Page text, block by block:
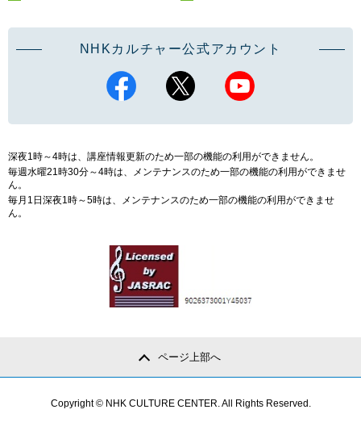
NHKカルチャー公式アカウント
深夜1時～4時は、講座情報更新のため一部の機能の利用ができません。
毎週水曜21時30分～4時は、メンテナンスのため一部の機能の利用ができませ
ん。
毎月1日深夜1時～5時は、メンテナンスのため一部の機能の利用ができませ
ん。
ページ上部へ
Copyright © NHK CULTURE CENTER. All Rights Reserved.